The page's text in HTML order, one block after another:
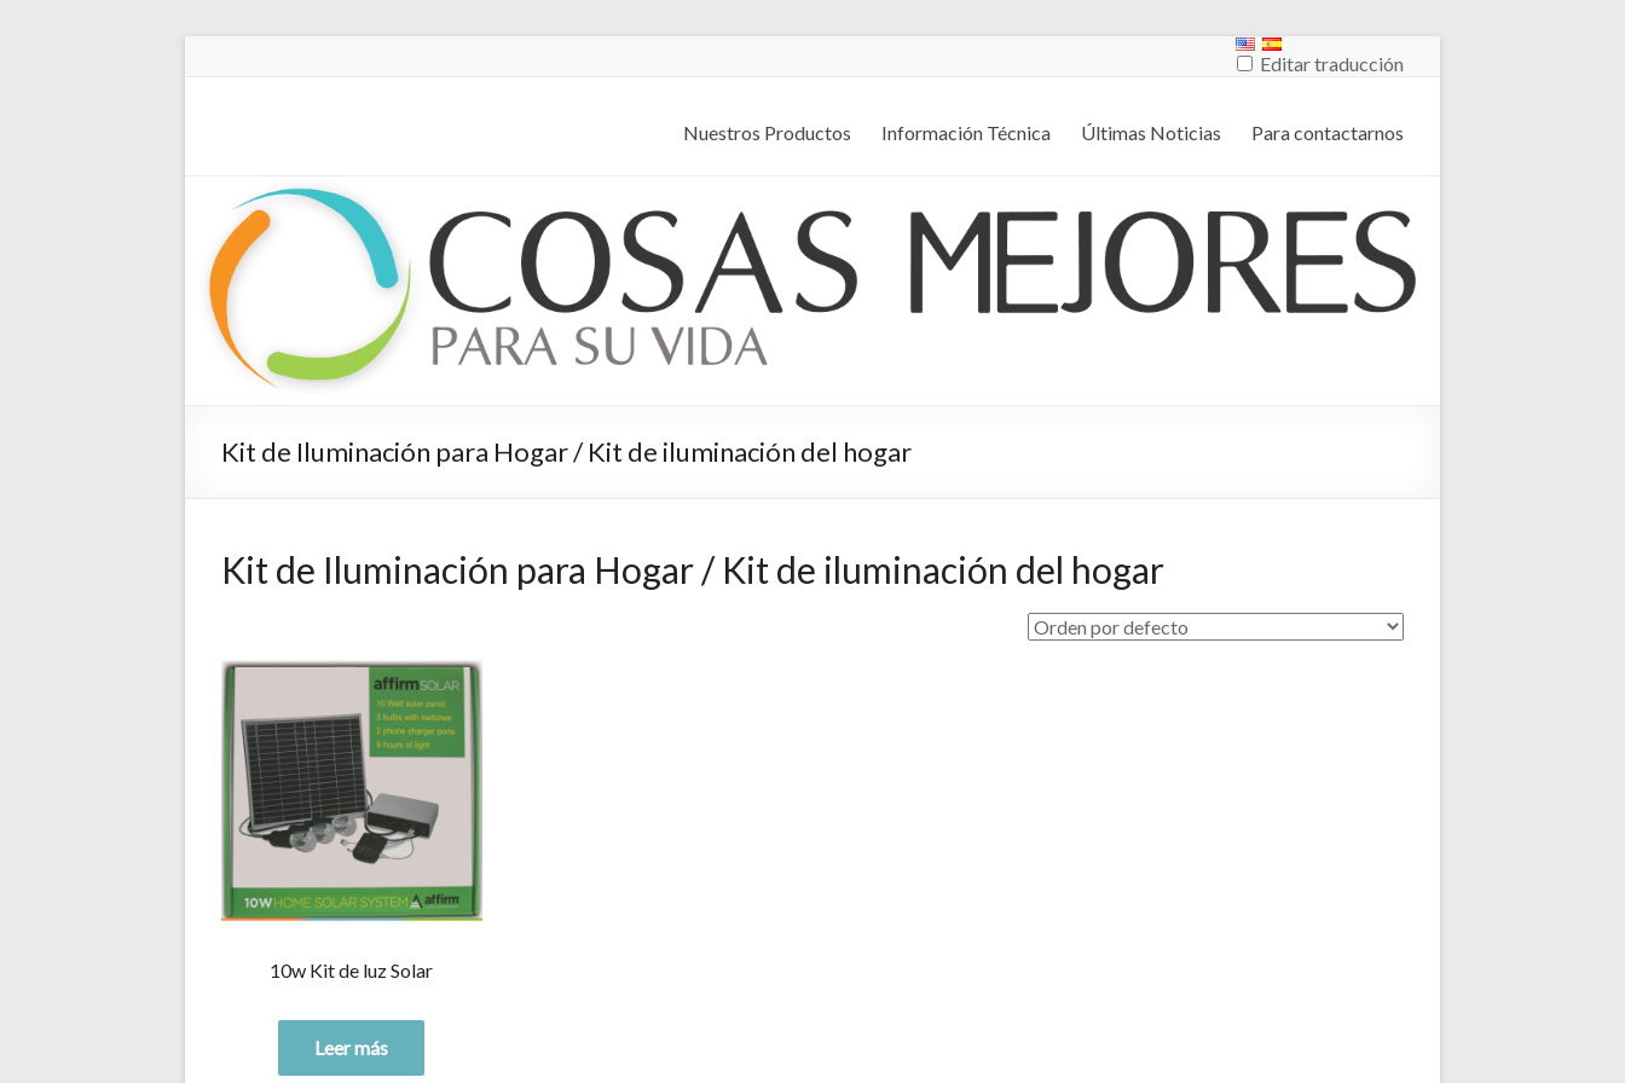
Editar traducción
Nuestros Productos Información Técnica Últimas Noticias Para contactarnos
Kit de Iluminación para Hogar / Kit de iluminación del hogar
Kit de Iluminación para Hogar / Kit de iluminación del hogar
10w Kit de luz Solar
Leer más